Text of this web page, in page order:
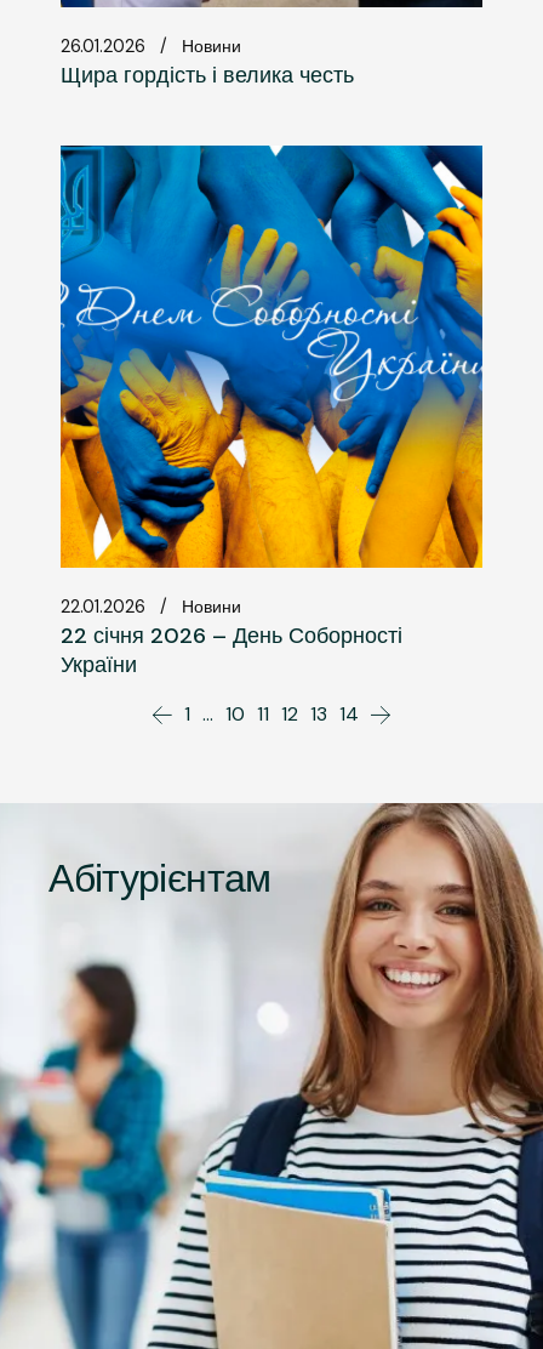
26.01.2026 Новини
Щира гордість і велика честь
22.01.2026 Новини
22 січня 2026 – День Соборності
України
1 … 10 11 12 13 14
Абітурієнтам